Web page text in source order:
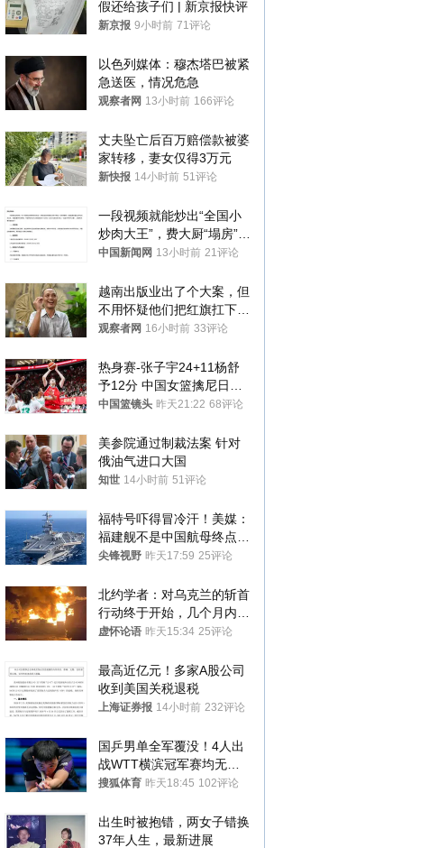
假还给孩子们 | 新京报快评
新京报 9小时前 71评论
以色列媒体：穆杰塔巴被紧
急送医，情况危急
观察者网 13小时前 166评论
丈夫坠亡后百万赔偿款被婆
家转移，妻女仅得3万元
新快报 14小时前 51评论
一段视频就能炒出“全国小
炒肉大王”，费大厨“塌房”了
吗？
中国新闻网 13小时前 21评论
越南出版业出了个大案，但
不用怀疑他们把红旗扛下去
的决心
观察者网 16小时前 33评论
热身赛-张子宇24+11杨舒
予12分 中国女篮擒尼日利
亚
中国篮镜头 昨天21:22 68评论
美参院通过制裁法案 针对
俄油气进口大国
知世 14小时前 51评论
福特号吓得冒冷汗！美媒：
福建舰不是中国航母终点，
而是新起点！
尖锋视野 昨天17:59 25评论
北约学者：对乌克兰的斩首
行动终于开始，几个月内乌
将投降
虚怀论语 昨天15:34 25评论
最高近亿元！多家A股公司
收到美国关税退税
上海证券报 14小时前 232评论
国乒男单全军覆没！4人出
战WTT横滨冠军赛均无缘
八强
搜狐体育 昨天18:45 102评论
出生时被抱错，两女子错换
37年人生，最新进展